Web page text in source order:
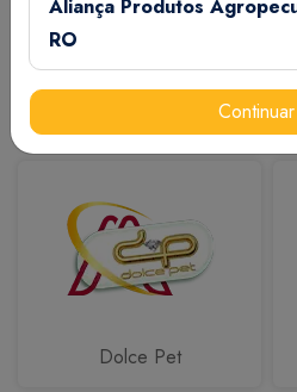
Dolce Pet
Aliança Produtos
RO
Continuar